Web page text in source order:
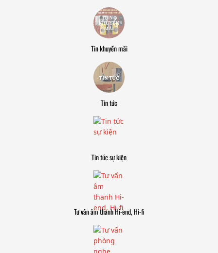
Tin khuyến mãi
Tin tức
Tin tức sự kiện
Tư vấn âm thanh Hi-end, Hi-fi